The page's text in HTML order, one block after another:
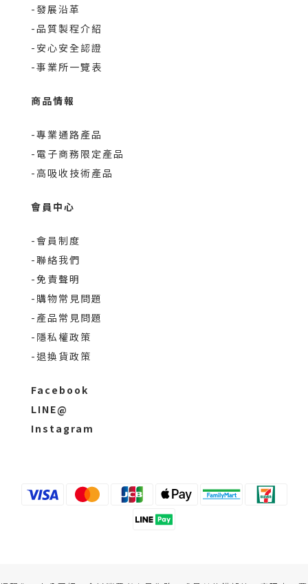
-發展沿革
-品質製程介紹
-安心安全認證
-事業所一覽表
商品情報
-專業通路產品
-電子商務限定產品
-高吸收技術產品
會員中心
-會員制度
-聯絡我們
-免責聲明
-購物常見問題
-產品常見問題
-隱私權政策
-退換貨政策
Facebook
LINE@
Instagram